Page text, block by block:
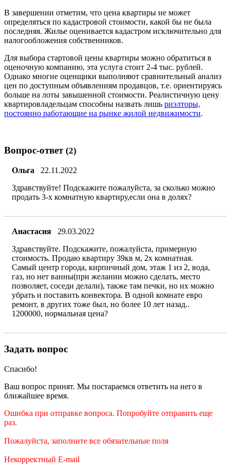
В завершении отметим, что цена квартиры не может
определяться по кадастровой стоимости, какой бы не была
последняя. Жилье оценивается кадастром исключительно для
налогообложения собственников.
Для выбора стартовой цены квартиры можно обратиться в
оценочную компанию, эта услуга стоит 2-4 тыс. рублей.
Однако многие оценщики выполняют сравнительный анализ
цен по доступным объявлениям продавцов, т.е. ориентируясь
больше на лоты завышенной стоимости. Реалистичную цену
квартировладельцам способны назвать лишь риэлторы,
постоянно работающие на рынке жилой недвижимости.
Вопрос-ответ (2)
Ольга
22.11.2022
Здравствуйте! Подскажите пожалуйста, за сколько можно
продать 3-х комнатную квартиру,если она в долях?
Анастасия
29.03.2022
Здравствуйте. Подскажите, пожалуйста, примерную
стоимость. Продаю квартиру 39кв м, 2х комнатная.
Самый центр города, кирпичный дом, этаж 1 из 2, вода,
газ, но нет ванны(при желании можно сделать, место
позволяет, соседи делали), также там печки, но их можно
убрать и поставить конвектора. В одной комнате евро
ремонт, в других тоже был, но более 10 лет назад..
1200000, нормальная цена?
Задать вопрос
Спасибо!
Ваш вопрос принят. Мы постараемся ответить на него в
ближайшее время.
Ошибка при отправке вопроса. Попробуйте отправить еще
раз.
Пожалуйста, заполните все обязательные поля
Некорректный E-mail